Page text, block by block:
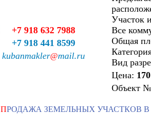
+7 918 632 7988
+7 918 441 8599
kubanmakler@mail.ru
Участок
Все
Общая
Вид
Цена:
Объект №
ПРОДАЖА ЗЕМЕЛЬНЫХ УЧАСТКОВ